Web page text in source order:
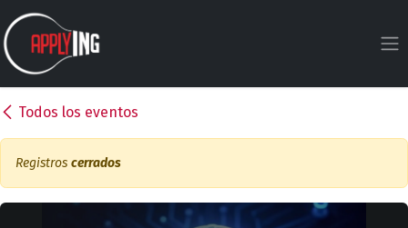
Ir al contenido
Todos los eventos
Registros cerrados